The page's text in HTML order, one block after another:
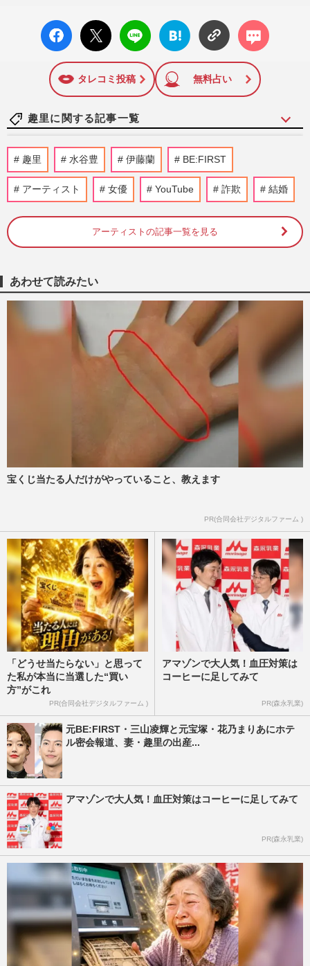
facebo
ok い
X ポス
ト
LINE
はてな
ブック
に追加
コメン
ト
タレコミ投稿 無料占い
趣里に関する記事一覧
趣里主演ドラマ『大空港』が税関とのコラ
ボポスター解禁も“皮肉すぎるタイミン
グ”… 三山凌輝の密会報道…
週刊女性PRIME 1時間前
元『BE:FIRST』三山凌輝と“ホテル密会報
道”の花乃まりあ、一児の母が直面する宝
週刊女性PRIME
《理想の男性は父・水谷豊》趣里の言葉が
示す結婚のリアル…三山凌輝の“密会報
道”から見る“家族に恵まれ…
週刊女性PRIME 2026/8/1
『BE:FIRST』三山凌輝&趣里、結婚と妊
娠を同時報告も「両親はじめ…」異例コメ
ントで強調する家族の“円満…
2026/7/30
趣里、三山凌輝との結婚発表に「ご両親も
趣里 水谷豊 伊藤蘭 BE:FIRST
アーティスト 女優 YouTube 詐欺 結婚
アーティストの記事一覧を見る
あわせて読みたい
宝くじ当たる人だけがやっていること、教えます
PR(合同会社デジタルファーム )
「どうせ当たらない」と思って
た私が本当に当選した“買い
方”がこれ
PR(合同会社デジタルファーム )
アマゾンで大人気！血圧対策は
コーヒーに足してみて
PR(森永乳業)
元BE:FIRST・三山凌輝と元宝塚・花乃まりあにホテ
ル密会報道、妻・趣里の出産...
アマゾンで大人気！血圧対策はコーヒーに足してみて
PR(森永乳業)